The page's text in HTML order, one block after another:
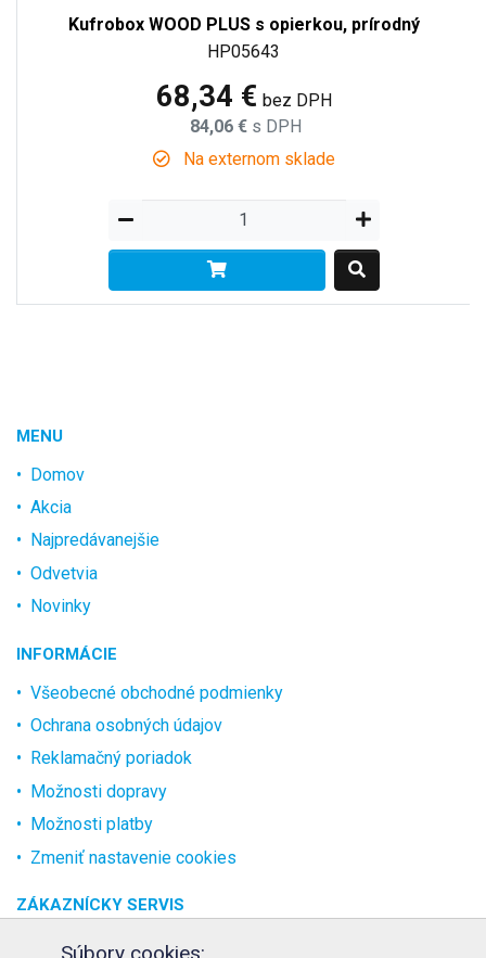
Kufrobox WOOD PLUS s opierkou, prírodný
HP05643
68,34 € bez DPH
84,06 € s DPH
Na externom sklade
MENU
Domov
Akcia
Najpredávanejšie
Odvetvia
Novinky
INFORMÁCIE
Všeobecné obchodné podmienky
Ochrana osobných údajov
Reklamačný poriadok
Možnosti dopravy
Možnosti platby
Zmeniť nastavenie cookies
ZÁKAZNÍCKY SERVIS
O spoločnosti